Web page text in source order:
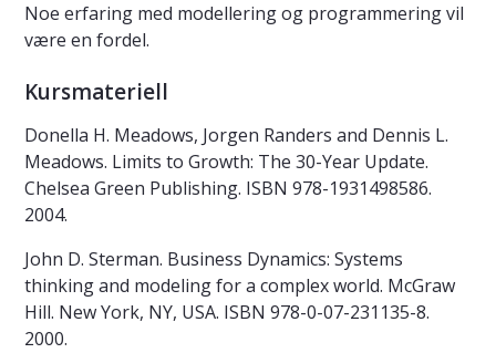
Noe erfaring med modellering og programmering vil
være en fordel.
Kursmateriell
Donella H. Meadows, Jorgen Randers and Dennis L.
Meadows. Limits to Growth: The 30-Year Update.
Chelsea Green Publishing. ISBN 978-1931498586.
2004.
John D. Sterman. Business Dynamics: Systems
thinking and modeling for a complex world. McGraw
Hill. New York, NY, USA. ISBN 978-0-07-231135-8.
2000.